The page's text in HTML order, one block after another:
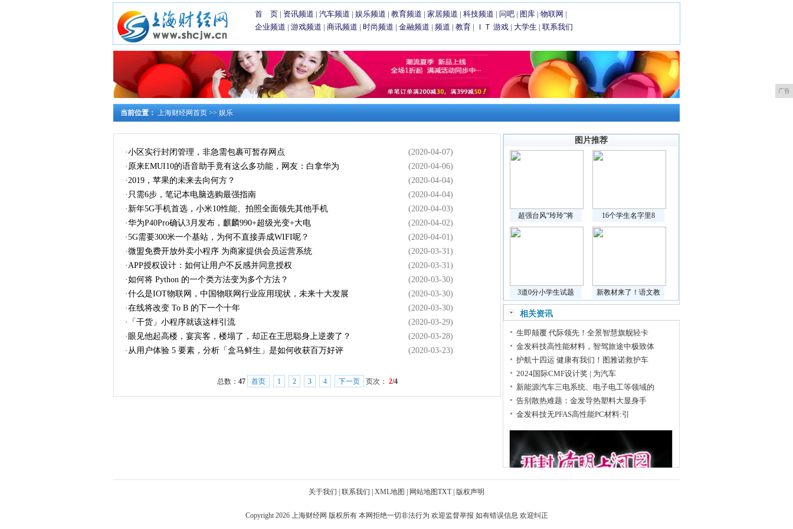
首 页 | 资讯频道 | 汽车频道 | 娱乐频道 | 教育频道 | 家居频道 | 科技频道 | 问吧 | 图库 | 物联网 |
企业频道 | 游戏频道 | 商讯频道 | 时尚频道 | 金融频道 | 频道 | 教育 | ＩＴ 游戏 | 大学生 | 联系我们
广告
当前位置： 上海财经网首页 >> 娱乐
·小区实行封闭管理，非急需包裹可暂存网点
(2020-04-07)
· 原来EMUI10的语音助手竟有这么多功能，网友：白拿华为
(2020-04-06)
·2019，苹果的未来去向何方？
(2020-04-04)
· 只需6步，笔记本电脑选购最强指南
(2020-04-04)
· 新年5G手机首选，小米10性能、拍照全面领先其他手机
(2020-04-03)
·华为P40Pro确认3月发布，麒麟990+超级光变+大电
(2020-04-02)
·5G需要300米一个基站，为何不直接弄成WIFI呢？
(2020-04-01)
·微盟免费开放外卖小程序 为商家提供会员运营系统
(2020-03-31)
·APP授权设计：如何让用户不反感并同意授权
(2020-03-31)
·如何将 Python 的一个类方法变为多个方法？
(2020-03-30)
·什么是IOT物联网，中国物联网行业应用现状，未来十大发展
(2020-03-30)
·在线将改变 To B 的下一个十年
(2020-03-30)
·
「干货」小程序就该这样引流
(2020-03-29)
· 眼见他起高楼，宴宾客，楼塌了，却正在王思聪身上逆袭了？
(2020-03-28)
· 从用户体验 5 要素，分析「盒马鲜生」是如何收获百万好评 (2020-03-23)
总数： 47 首页 1 2 3 4 下一页 页次： 2/4
图片推荐
超强台风“玲玲”将 16个学生名字里8
3道0分小学生试题 新教材来了！语文教
相关资讯
生即颠覆 代际领先！全景智慧旗舰轻卡
金发科技高性能材料，智驾旅途中极致体
护航十四运 健康有我们！图雅诺救护车
2024国际CMF设计奖 | 为汽车
新能源汽车三电系统、电子电工等领域的
告别散热难题：金发导热塑料大显身手
金发科技无PFAS高性能PC材料:引
关于我们 联系我们 XML地图 网站地图TXT| 版权声明
Copyright 2026 上海财经网 版权所有 本网拒绝一切非法行为 欢迎监督举报 如有错误信息 欢迎纠正